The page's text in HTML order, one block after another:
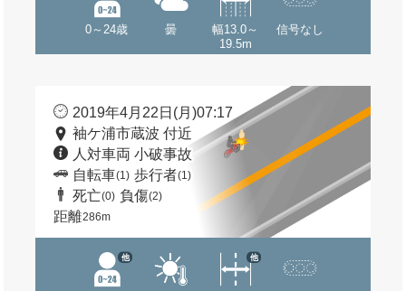
0～24歳 曇
幅13.0～
19.5m
信号なし
2019年4月22日(月)07:17
袖ケ浦市蔵波 付近
人対車両 小破事故
自転車(1) 歩行者(1)
死亡(0) 負傷(2)
距離286m
他 他